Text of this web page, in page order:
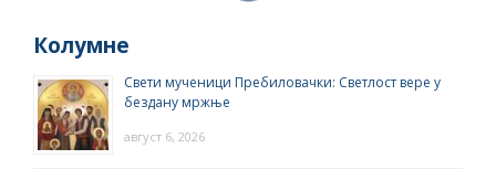
Колумне
Свети мученици Пребиловачки: Светлост вере у
бездану мржње
август 6, 2026